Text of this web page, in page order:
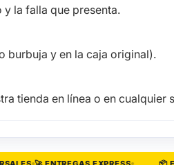
la falla que presenta.
burbuja y en la caja original).
tienda en línea o en cualquier